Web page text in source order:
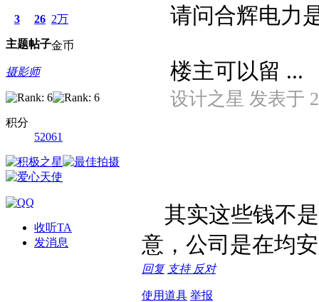
3
主题
26
帖子
2万
金币
摄影师
积分
52061
收听TA
发消息
请问合辉电力
楼主可以留 ...
设计之星 发表于
其实这些钱不
意，公司是在均安
回复 支持 反对
使用道具 举报